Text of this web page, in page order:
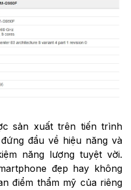
sản xuất trên tiến trình
đầu về hiệu năng và
năng lượng tuyệt vời.
đẹp hay không
điểm thẩm mỹ của riêng